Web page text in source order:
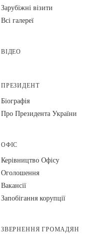
Зарубіжні візити
Всі галереї
ВІДЕО
ПРЕЗИДЕНТ
Біографія
Про Президента України
ОФІС
Керівництво Офісу
Оголошення
Вакансії
Запобігання корупції
ЗВЕРНЕННЯ ГРОМАДЯН